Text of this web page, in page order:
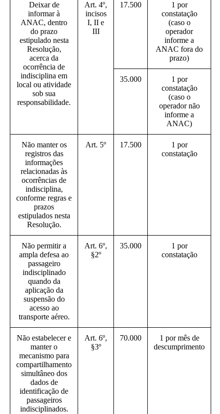
Deixar de
informar à
ANAC, dentro
do prazo
estipulado nesta
Resolução,
acerca da
ocorrência de
indisciplina em
local ou atividade
sob sua
responsabilidade.
Art. 4º,
incisos
I, II e
III
17.500
1 por
constatação
(caso o
operador
informe a
ANAC fora do
prazo)
35.000
1 por
constatação
(caso o
operador não
informe a
ANAC)
Não manter os
registros das
informações
relacionadas às
ocorrências de
indisciplina,
conforme regras e
prazos
estipulados nesta
Resolução.
Art. 5º 17.500
1 por
constatação
Não permitir a
ampla defesa ao
passageiro
indisciplinado
quando da
aplicação da
suspensão do
acesso ao
transporte aéreo.
Art. 6º,
§2º
35.000
1 por
constatação
Não estabelecer e
manter o
mecanismo para
compartilhamento
simultâneo dos
dados de
identificação de
passageiros
indisciplinados.
Art. 6º,
§3º
70.000
1 por mês de
descumprimento